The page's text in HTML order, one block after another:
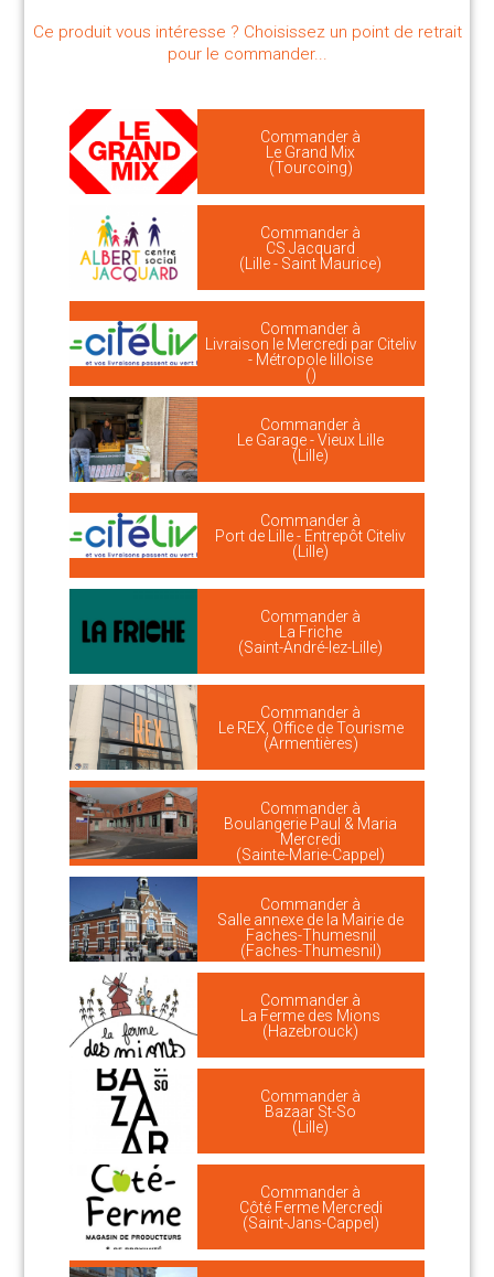
Ce produit vous intéresse ? Choisissez un point de retrait
pour le commander...
Commander à
Le Grand Mix
(Tourcoing)
Commander à
CS Jacquard
(Lille - Saint Maurice)
Commander à
Livraison le Mercredi par Citeliv
- Métropole lilloise
()
Commander à
Le Garage - Vieux Lille
(Lille)
Commander à
Port de Lille - Entrepôt Citeliv
(Lille)
Commander à
La Friche
(Saint-André-lez-Lille)
Commander à
Le REX, Office de Tourisme
(Armentières)
Commander à
Boulangerie Paul & Maria
Mercredi
(Sainte-Marie-Cappel)
Commander à
Salle annexe de la Mairie de
Faches-Thumesnil
(Faches-Thumesnil)
Commander à
La Ferme des Mions
(Hazebrouck)
Commander à
Bazaar St-So
(Lille)
Commander à
Côté Ferme Mercredi
(Saint-Jans-Cappel)